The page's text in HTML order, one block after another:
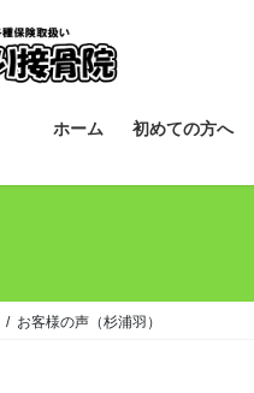
ホーム 初めての方へ
お客様の声（杉浦羽）